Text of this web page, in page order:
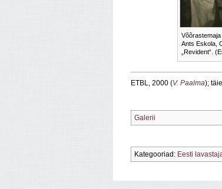
Ants Eskola,
„Revident“.
ETBL, 2000 (V. Paalma);
Galerii
Kategooriad: Eesti